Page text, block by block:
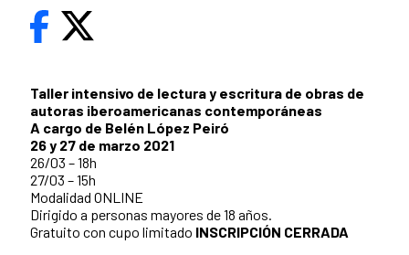
Taller intensivo de lectura y escritura de obras de
autoras iberoamericanas contemporáneas
A cargo de Belén López Peiró
26 y 27 de marzo 2021
26/03 – 18h
27/03 – 15h
Modalidad ONLINE
Dirigido a personas mayores de 18 años.
Gratuito con cupo limitado INSCRIPCIÓN CERRADA